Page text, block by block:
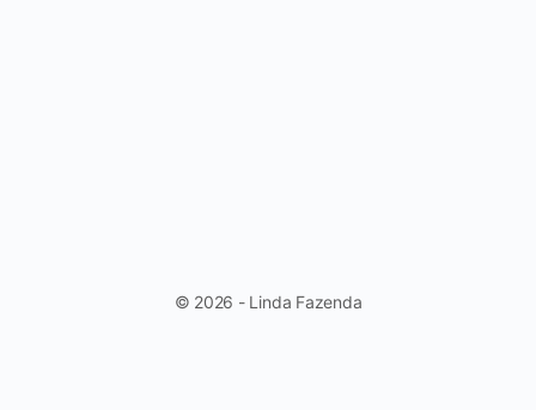
© 2026 - Linda Fazenda